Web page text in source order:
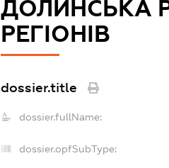
ДОЛИНСЬКА
РЕГІОНІВ
dossier.title
dossier.fullName:
dossier.opfSubType: